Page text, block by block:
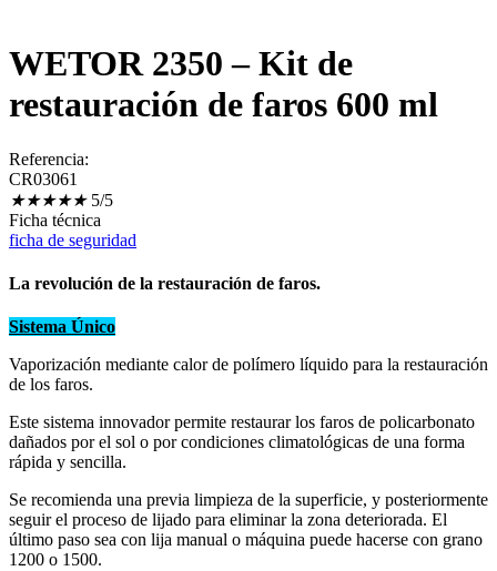
WETOR 2350 – Kit de
restauración de faros 600 ml
Referencia:
CR03061
★★★★★ 5/5
Ficha técnica
ficha de seguridad
La revolución de la restauración de faros.
Sistema Único
Vaporización mediante calor de polímero líquido para la restauración
de los faros.
Este sistema innovador permite restaurar los faros de policarbonato
dañados por el sol o por condiciones climatológicas de una forma
rápida y sencilla.
Se recomienda una previa limpieza de la superficie, y posteriormente
seguir el proceso de lijado para eliminar la zona deteriorada. El
último paso sea con lija manual o máquina puede hacerse con grano
1200 o 1500.